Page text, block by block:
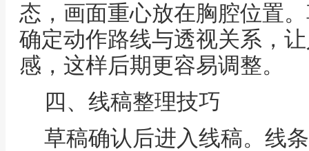
态，画面重心放在胸腔位置
确定动作路线与透视关系，
感，这样后期更容易调整。
四、线稿整理技巧
草稿确认后进入线稿。线